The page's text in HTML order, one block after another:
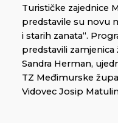
Turističke zajednice
predstavile su novu
i starih zanata“.
predstavili
Sandra Herman,
TZ Međimurske
Vidovec Josip